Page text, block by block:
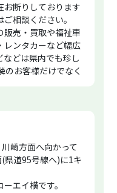
断りしております
相談ください。
販売・買取や福祉車
レンタカーなど幅広
などは県内でも珍し
のお客様だけでなく
お問い合わせくだ
キャンペーンをやっ
ッフ一同お待ちし
崎方面へ向かって
県道95号線へ)に1キ
エイ横です。